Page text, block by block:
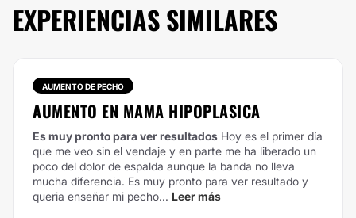
EXPERIENCIAS SIMILARES
AUMENTO DE PECHO
AUMENTO EN MAMA HIPOPLASICA
Es muy pronto para ver resultados Hoy es el primer día
que me veo sin el vendaje y en parte me ha liberado un
poco del dolor de espalda aunque la banda no lleva
mucha diferencia. Es muy pronto para ver resultado y
queria enseñar mi pecho... Leer más